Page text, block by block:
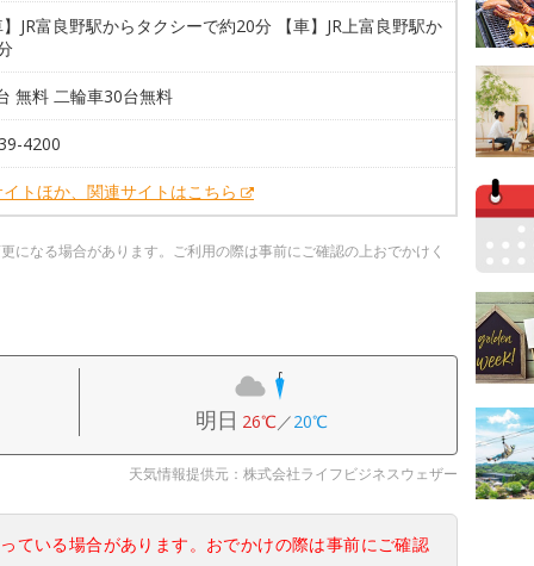
JR富良野駅からタクシーで約20分 【車】JR上富良野駅か
無料 二輪車30台無料
4200
トほか、関連サイトはこちら
なる場合があります。ご利用の際は事前にご確認の上おでかけく
明日 26℃／20℃
天気情報提供元：株式会社ライフビジネスウェザー
ている場合があります。おでかけの際は事前にご確認